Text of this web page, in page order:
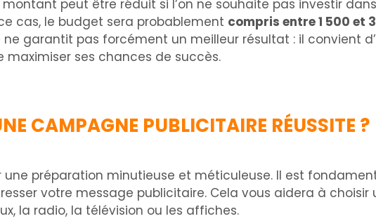
montant peut être réduit si l’on ne souhaite pas investir
cas, le budget sera probablement compris entre 1 500 et
garantit pas forcément un meilleur résultat : il convient
ses chances de succès.
CAMPAGNE PUBLICITAIRE RÉUSSITE ?
préparation minutieuse et méticuleuse. Il est
votre message publicitaire. Cela vous aidera à choisir
la radio, la télévision ou les affiches.